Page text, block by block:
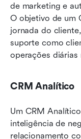
de marketing e
O objetivo de um
jornada do
suporte como
operações diárias
CRM Analítico
Um CRM
inteligência de
relacionamento